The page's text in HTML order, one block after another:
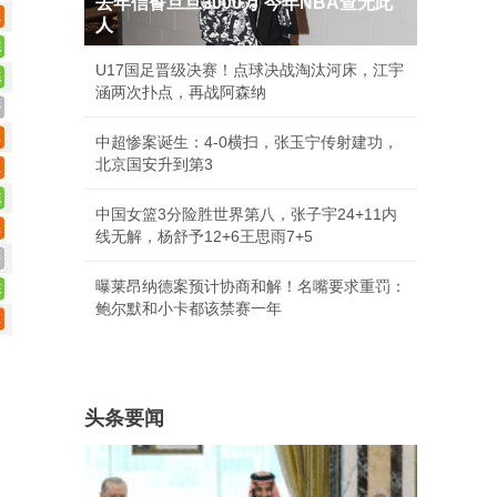
人
U17国足晋级决赛！点球决战淘汰河床，江宇
涵两次扑点，再战阿森纳
中超惨案诞生：4-0横扫，张玉宁传射建功，
北京国安升到第3
中国女篮3分险胜世界第八，张子宇24+11内
线无解，杨舒予12+6王思雨7+5
曝莱昂纳德案预计协商和解！名嘴要求重罚：
鲍尔默和小卡都该禁赛一年
头条要闻